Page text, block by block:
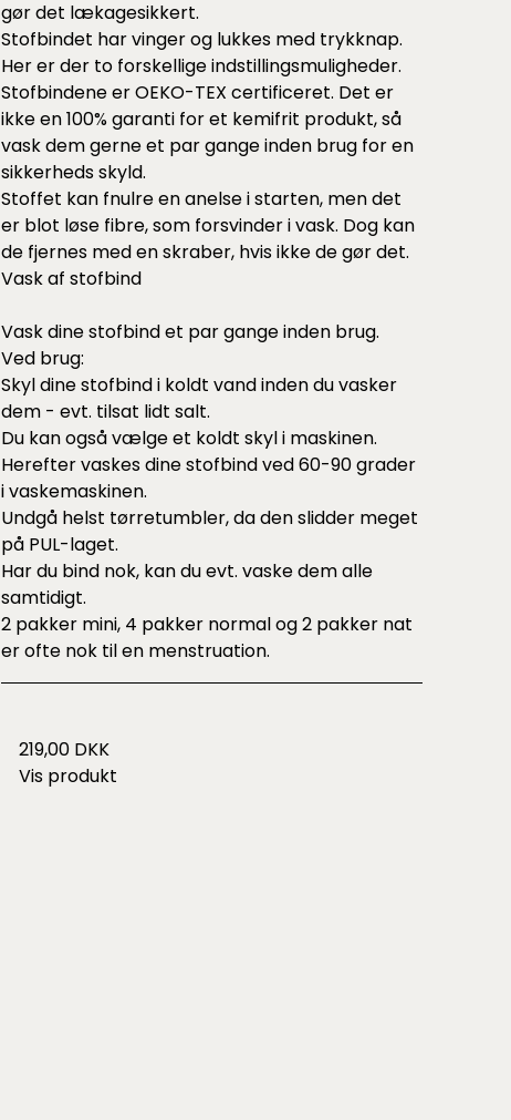
gør det lækagesikkert.
Stofbindet har vinger og lukkes med trykknap.
Her er der to forskellige indstillingsmuligheder.
Stofbindene er OEKO-TEX certificeret. Det er
ikke en 100% garanti for et kemifrit produkt, så
vask dem gerne et par gange inden brug for en
sikkerheds skyld.
Stoffet kan fnulre en anelse i starten, men det
er blot løse fibre, som forsvinder i vask. Dog kan
de fjernes med en skraber, hvis ikke de gør det.
Vask af stofbind
Vask dine stofbind et par gange inden brug.
Ved brug:
Skyl dine stofbind i koldt vand inden du vasker
dem - evt. tilsat lidt salt.
Du kan også vælge et koldt skyl i maskinen.
Herefter vaskes dine stofbind ved 60-90 grader
i vaskemaskinen.
Undgå helst tørretumbler, da den slidder meget
på PUL-laget.
Har du bind nok, kan du evt. vaske dem alle
samtidigt.
2 pakker mini, 4 pakker normal og 2 pakker nat
er ofte nok til en menstruation.
219,00 DKK
Vis produkt